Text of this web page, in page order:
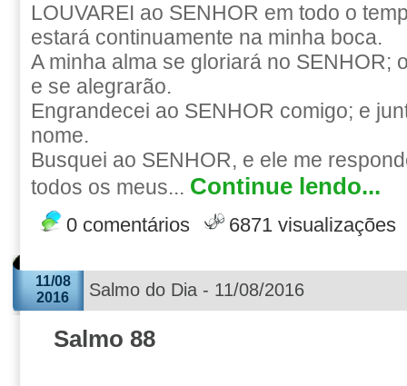
LOUVAREI ao SENHOR em todo o
estará continuamente na minha boca.
A minha alma se gloriará no SENHOR;
e se alegrarão.
Engrandecei ao SENHOR comigo; e
nome.
Busquei ao SENHOR, e ele me
todos os meus... Continue lendo...
0 comentários 6871 visualizações
11/08
2016
Salmo do Dia - 11/08/2016
Salmo 88